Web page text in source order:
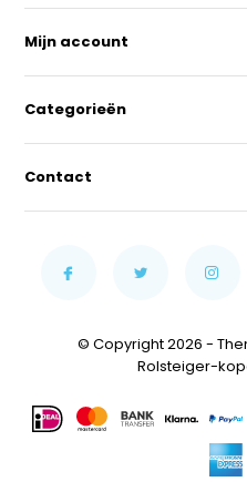
Mijn account
Categorieën
Contact
© Copyright 2026 -
Rolsteiger-